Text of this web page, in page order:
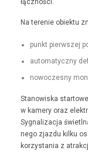
łączności.
Na tere­nie obiek­tu
punkt pier­wszej
automaty­czny
nowoczes­ny
Stanowiska
w kamery oraz
Syg­nal­iza­c­ja
nego zjaz­du kilku
korzys­ta­nia z